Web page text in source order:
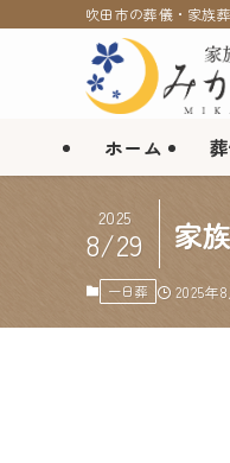
吹田市の葬儀・家族
ホーム
家
2025
8/29
一日葬 2025年